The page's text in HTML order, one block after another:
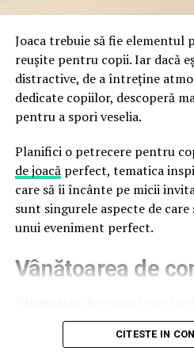
false până la tentative de furt
financiare. Instituția
sursei mesajelor și
unic 1911.
Campaniile identificate în
false de streaming, coduri QR
promit bilete, rambursări,
meciuri. FBI a emis în luna
site-urile care clonează
modificări minore ale
a colecta date personale și
de cercetătorii în securitate, ar
pagini de phishing care
Joaca trebuie să fie
reușite pentru copii. Iar dacă
distractive, de a întreține
dedicate copiilor, descoperă
pentru a spori veselia.
Planifici o petrecere pentru
de joacăperfect, tematica
care să îi încânte pe micii
sunt singurele aspecte de
unui eveniment perfect.
Vânătoarea de
pentru copii este una dintre
activități. Tot ce trebuie să faci
CITESTE IN